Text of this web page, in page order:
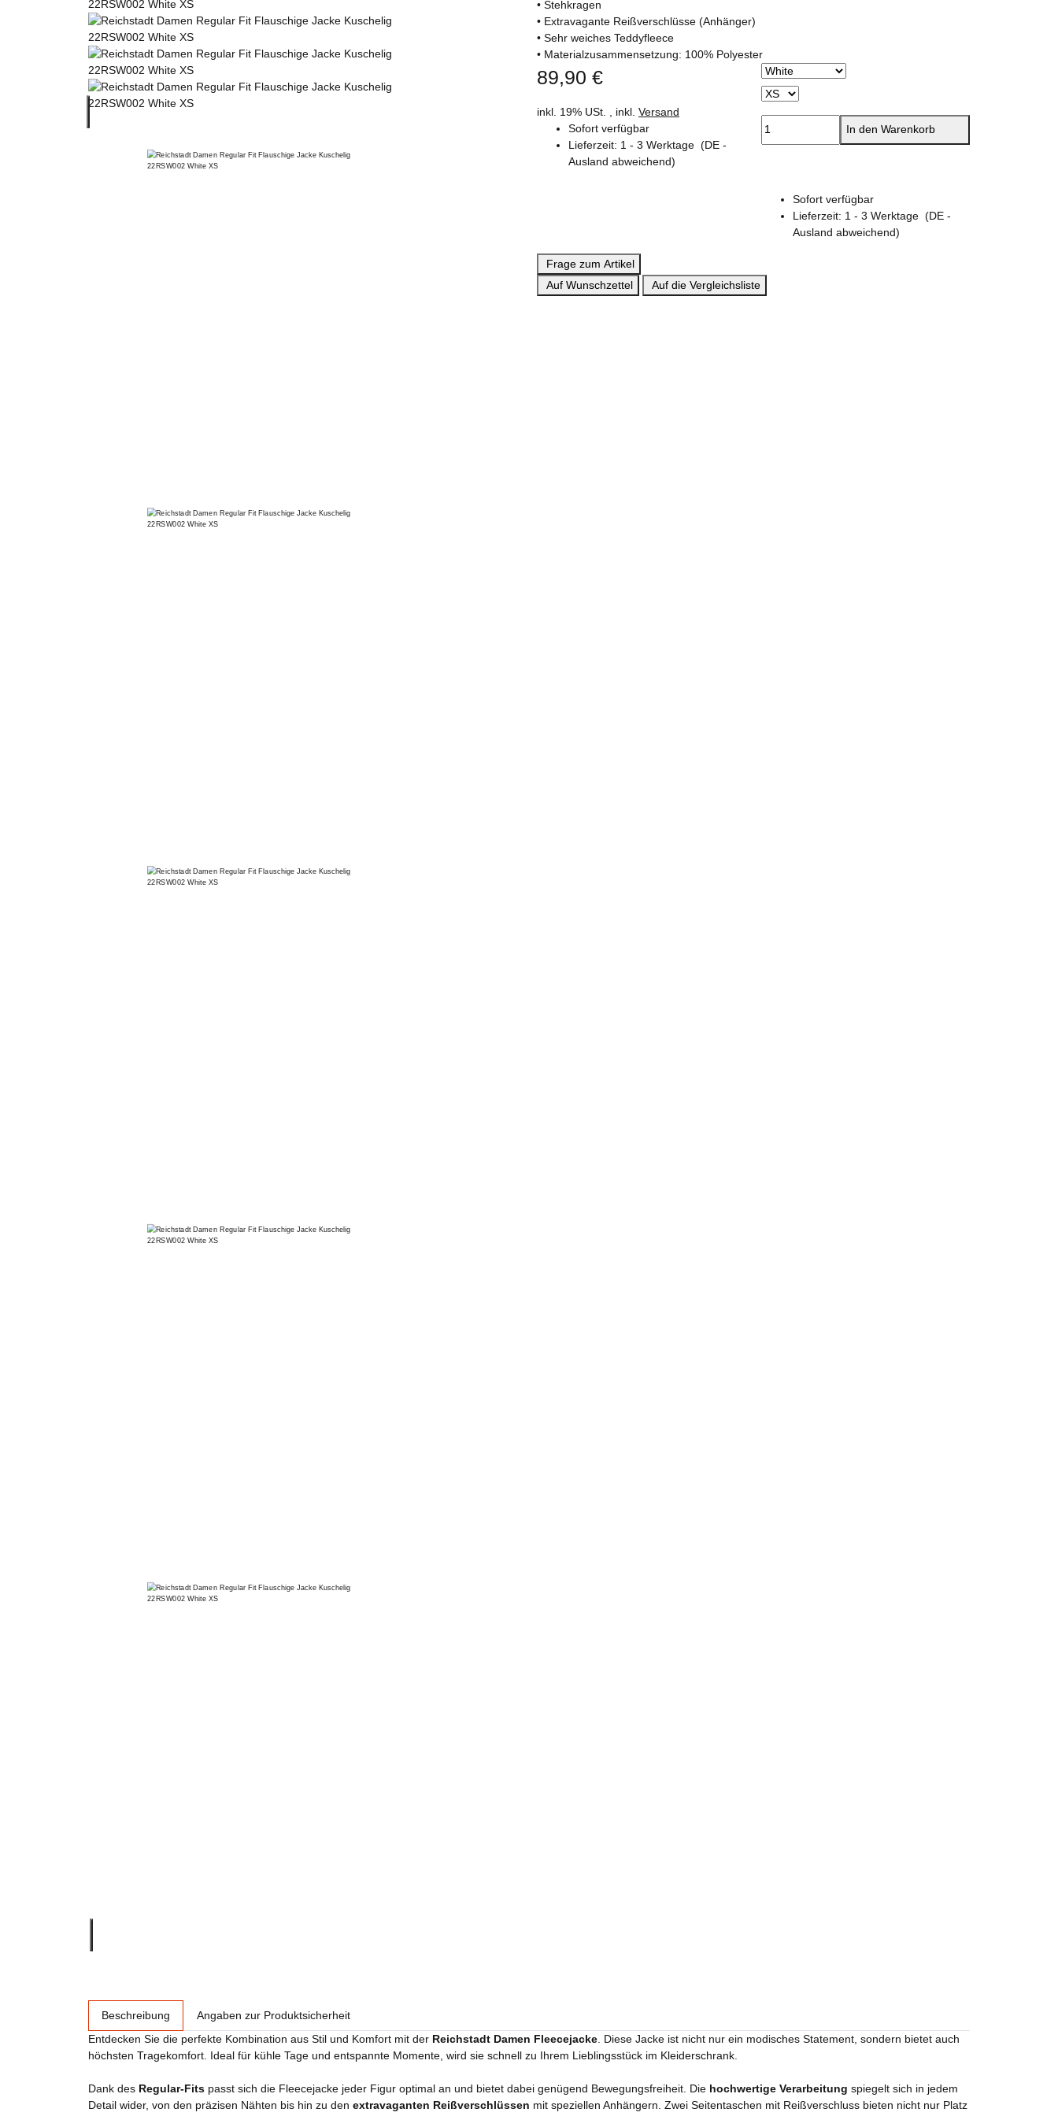
• Stehkragen
• Extravagante Reißverschlüsse (Anhänger)
• Sehr weiches Teddyfleece
• Materialzusammensetzung: 100% Polyester
89,90 €
inkl. 19% USt. , inkl. Versand
Sofort verfügbar
Lieferzeit: 1 - 3 Werktage (DE -
Ausland abweichend)
In den Warenkorb
Sofort verfügbar
Lieferzeit: 1 - 3 Werktage (DE -
Ausland abweichend)
Frage zum Artikel
Auf Wunschzettel
Auf die Vergleichsliste
Beschreibung
Angaben zur Produktsicherheit
Entdecken Sie die perfekte Kombination aus Stil und Komfort mit der Reichstadt Damen Fleecejacke . Diese Jacke ist nicht nur ein modisches Statement, sondern bietet auch
höchsten Tragekomfort. Ideal für kühle Tage und entspannte Momente, wird sie schnell zu Ihrem Lieblingsstück im Kleiderschrank.
Dank des Regular-Fits passt sich die Fleecejacke jeder Figur optimal an und bietet dabei genügend Bewegungsfreiheit. Die hochwertige Verarbeitung spiegelt sich in jedem
Detail wider, von den präzisen Nähten bis hin zu den extravaganten Reißverschlüssen mit speziellen Anhängern. Zwei Seitentaschen mit Reißverschluss bieten nicht nur Platz